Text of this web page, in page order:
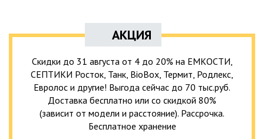
АКЦИЯ
Скидки до 31 августа от 4 до 20% на ЕМКОСТИ,
СЕПТИКИ Росток, Танк, BioBox, Термит, Родлекс,
Евролос и другие! Выгода сейчас до 70 тыс.руб.
Доставка бесплатно или со скидкой 80%
(зависит от модели и расстояние). Рассрочка.
Бесплатное хранение